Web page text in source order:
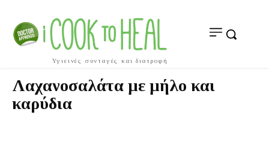
Υγιεινές συνταγές και διατροφή
Λαχανοσαλάτα με μήλο και
καρύδια